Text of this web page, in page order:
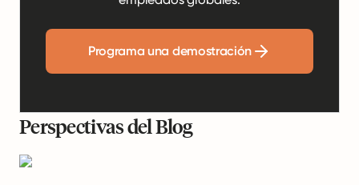
Programa una demostración
Perspectivas del Blog